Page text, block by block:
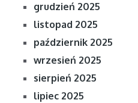
grudzień 2025
listopad 2025
październik 2025
wrzesień 2025
sierpień 2025
lipiec 2025